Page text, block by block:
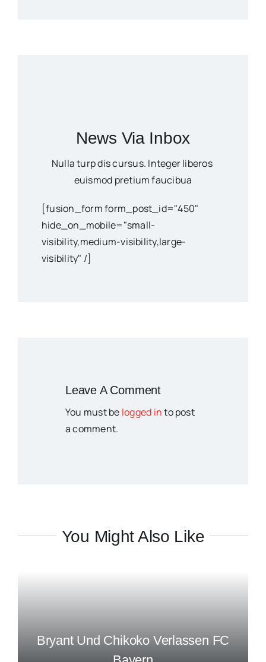
News Via Inbox
Nulla turp dis cursus. Integer liberos
euismod pretium faucibua
[fusion_form form_post_id="450"
hide_on_mobile="small-
visibility,medium-visibility,large-
visibility" /]
Leave A Comment
You must be logged into post
a comment.
You Might Also Like
Bryant Und Chikoko Verlassen FC